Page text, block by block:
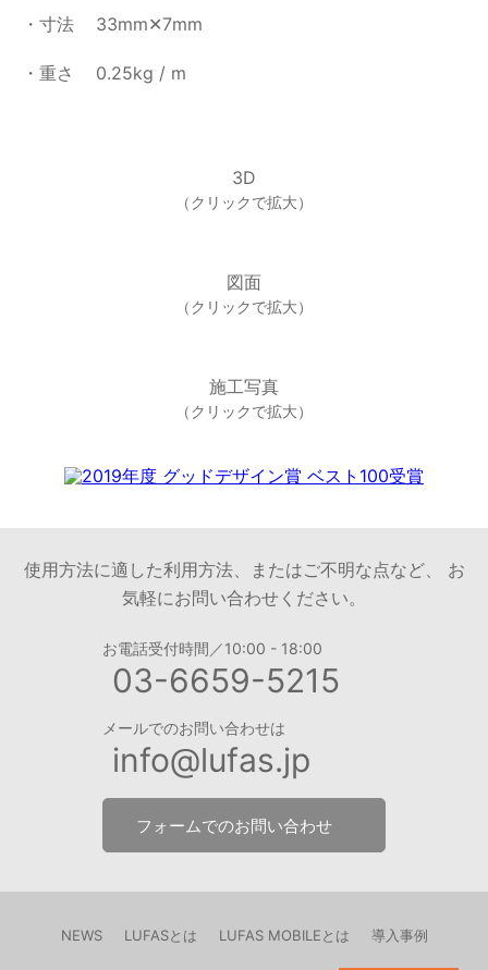
・寸法 33mm✕7mm
・重さ 0.25kg / m
3D
（クリックで拡大）
図面
（クリックで拡大）
施工写真
（クリックで拡大）
使用方法に適した利用方法、またはご不明な点など、 お
気軽にお問い合わせください。
お電話受付時間／10:00 - 18:00
03-6659-5215
メールでのお問い合わせは
info@lufas.jp
フォームでのお問い合わせ
NEWS LUFASとは LUFAS MOBILEとは 導入事例